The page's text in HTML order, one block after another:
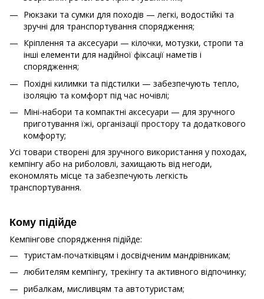
Рюкзаки та сумки для походів — легкі, водостійкі та
зручні для транспортування спорядження;
Кріплення та аксесуари — кілочки, мотузки, стропи та
інші елементи для надійної фіксації наметів і
спорядження;
Похідні килимки та підстилки — забезпечують тепло,
ізоляцію та комфорт під час ночівлі;
Міні-набори та компактні аксесуари — для зручного
приготування їжі, організації простору та додаткового
комфорту;
Усі товари створені для зручного використання у походах,
кемпінгу або на риболовлі, захищають від негоди,
економлять місце та забезпечують легкість
транспортування.
Кому підійде
Кемпінгове спорядження підійде:
туристам-початківцям і досвідченим мандрівникам;
любителям кемпінгу, трекінгу та активного відпочинку;
рибалкам, мисливцям та автотуристам;